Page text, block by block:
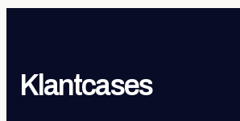
Klantcases